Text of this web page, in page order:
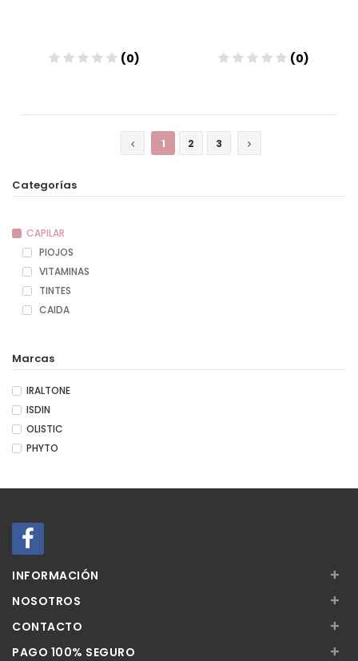
(0) (0)
1
2 3
Categorías
CAPILAR
PIOJOS
VITAMINAS
TINTES
CAIDA
Marcas
IRALTONE
ISDIN
OLISTIC
PHYTO
INFORMACIÓN +
NOSOTROS +
CONTACTO +
PAGO 100% SEGURO +